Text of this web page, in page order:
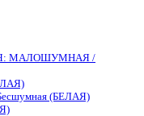
МАЛОШУМНАЯ /
(БЕЛАЯ)